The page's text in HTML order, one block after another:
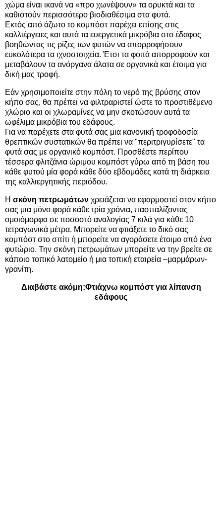
χώμα είναι ικανά να «προ χωνέψουν» τα ορυκτά και τα
καθιστούν περισσότερο βιοδιαθέσιμα στα φυτά.
Εκτός από άζωτο το κομπόστ παρέχει επίσης στις
καλλιέργειες και αυτά τα ευεργετικά μικρόβια στο έδαφος
βοηθώντας τις ρίζες των φυτών να απορροφήσουν
ευκολότερα τα ιχνοστοιχεία. Έτσι τα φοιτά απορροφούν και
μεταβάλουν τα ανόργανα άλατα σε οργανικά και έτοιμα για
δική μας τροφή.
Εάν χρησιμοποιείτε στην πόλη το νερό της βρύσης στον
κήπο σας, θα πρέπει να φιλτραριστεί ώστε το προστιθέμενο
χλώριο και οι χλωραμίνες να μην σκοτώσουν αυτά τα
ωφέλιμα μικρόβια του εδάφους.
Για να παρέχετε στα φυτά σας μια κανονική τροφοδοσία
θρεπτικών συστατικών θα πρέπει να "περιτριγυρίσετε" τα
φυτά σας με οργανικό κομπόστ. Προσθέστε περίπου
τέσσερα φλιτζάνια ώριμου κομπόστ γύρω από τη βάση του
κάθε φυτού μία φορά κάθε δύο εβδομάδες κατά τη διάρκεια
της καλλιεργητικής περιόδου.
Η σκόνη πετρωμάτων χρειάζεται να εφαρμοστεί στον κήπο
σας μια μόνο φορά κάθε τρία χρόνια, πασπαλίζοντας
ομοιόμορφα σε ποσοστό αναλογίας 7 κιλά για κάθε 10
τετραγωνικά μέτρα. Μπορείτε να φτιάξετε το δικό σας
κομπόστ στο σπίτι ή μπορείτε να αγοράσετε έτοιμο από ένα
φυτώριο. Την σκόνη πετρωμάτων μπορείτε να την βρείτε σε
κάποιο τοπικό λατομείο ή μια τοπική εταιρεία –μαρμάρων-
γρανίτη.
Διαβάστε ακόμη:Φτιάχνω κομπόστ για λίπανση
εδάφους